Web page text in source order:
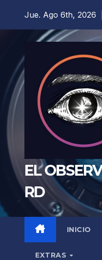
Jue. Ago 6th, 2026
EL
RD
INICIO
EXTRAS